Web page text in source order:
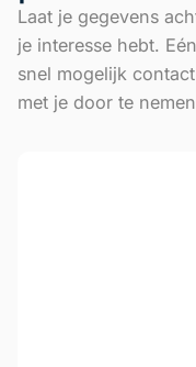
Laat je gegevens
je interesse hebt.
snel mogelijk
met je door te